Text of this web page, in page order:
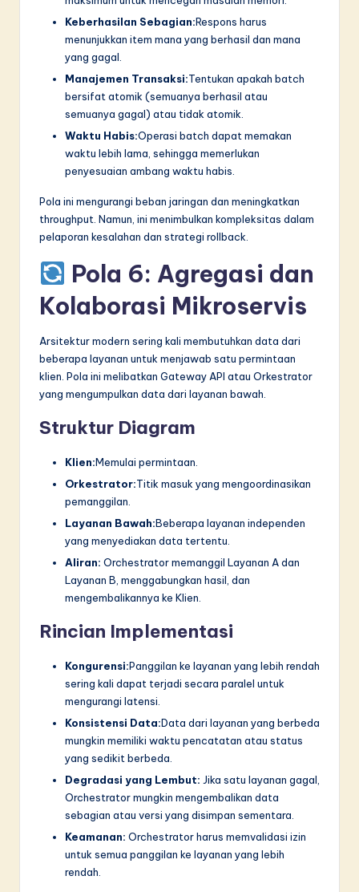
Keberhasilan Sebagian:Respons harus
menunjukkan item mana yang berhasil dan mana
yang gagal.
Manajemen Transaksi:Tentukan apakah batch
bersifat atomik (semuanya berhasil atau
semuanya gagal) atau tidak atomik.
Waktu Habis:Operasi batch dapat memakan
waktu lebih lama, sehingga memerlukan
penyesuaian ambang waktu habis.
Pola ini mengurangi beban jaringan dan meningkatkan
throughput. Namun, ini menimbulkan kompleksitas dalam
pelaporan kesalahan dan strategi rollback.
Pola 6: Agregasi dan
Kolaborasi Mikroservis
Arsitektur modern sering kali membutuhkan data dari
beberapa layanan untuk menjawab satu permintaan
klien. Pola ini melibatkan Gateway API atau Orkestrator
yang mengumpulkan data dari layanan bawah.
Struktur Diagram
Klien:Memulai permintaan.
Orkestrator:Titik masuk yang mengoordinasikan
pemanggilan.
Layanan Bawah:Beberapa layanan independen
yang menyediakan data tertentu.
Aliran: Orchestrator memanggil Layanan A dan
Layanan B, menggabungkan hasil, dan
mengembalikannya ke Klien.
Rincian Implementasi
Kongurensi:Panggilan ke layanan yang lebih rendah
sering kali dapat terjadi secara paralel untuk
mengurangi latensi.
Konsistensi Data:Data dari layanan yang berbeda
mungkin memiliki waktu pencatatan atau status
yang sedikit berbeda.
Degradasi yang Lembut: Jika satu layanan gagal,
Orchestrator mungkin mengembalikan data
sebagian atau versi yang disimpan sementara.
Keamanan: Orchestrator harus memvalidasi izin
untuk semua panggilan ke layanan yang lebih
rendah.